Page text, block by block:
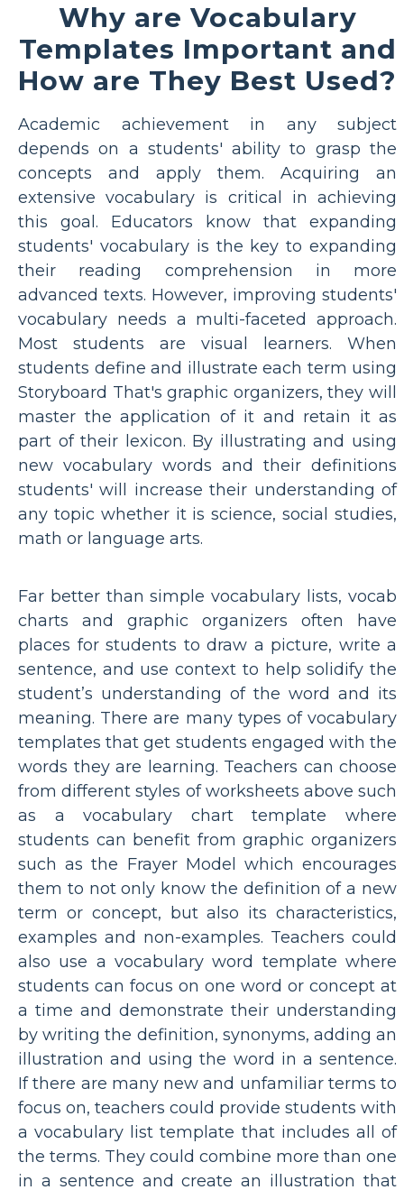
Why are Vocabulary
Templates Important and
How are They Best Used?
Academic achievement in any subject
depends on a students' ability to grasp the
concepts and apply them. Acquiring an
extensive vocabulary is critical in achieving
this goal. Educators know that expanding
students' vocabulary is the key to expanding
their reading comprehension in more
advanced texts. However, improving students'
vocabulary needs a multi-faceted approach.
Most students are visual learners. When
students define and illustrate each term using
Storyboard That's graphic organizers, they will
master the application of it and retain it as
part of their lexicon. By illustrating and using
new vocabulary words and their definitions
students' will increase their understanding of
any topic whether it is science, social studies,
math or language arts.
Far better than simple vocabulary lists, vocab
charts and graphic organizers often have
places for students to draw a picture, write a
sentence, and use context to help solidify the
student’s understanding of the word and its
meaning. There are many types of vocabulary
templates that get students engaged with the
words they are learning. Teachers can choose
from different styles of worksheets above such
as a vocabulary chart template where
students can benefit from graphic organizers
such as the Frayer Model which encourages
them to not only know the definition of a new
term or concept, but also its characteristics,
examples and non-examples. Teachers could
also use a vocabulary word template where
students can focus on one word or concept at
a time and demonstrate their understanding
by writing the definition, synonyms, adding an
illustration and using the word in a sentence.
If there are many new and unfamiliar terms to
focus on, teachers could provide students with
a vocabulary list template that includes all of
the terms. They could combine more than one
in a sentence and create an illustration that